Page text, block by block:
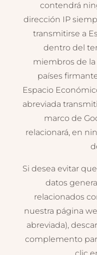
contendrá
dirección IP
transmitirse a
dentro del
miembros de
países
Espacio
abreviada
marco de
relacionará, en
Si desea evitar
datos
relacionados
nuestra página
abreviada),
complemento